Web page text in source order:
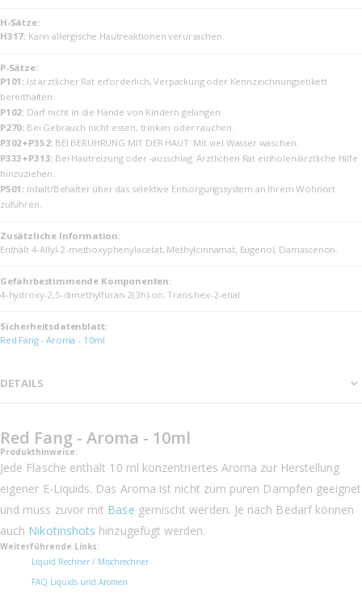
H-Sätze:
H317: Kann allergische Hautreaktionen verursachen.
P-Sätze:
P101: Ist ärztlicher Rat erforderlich, Verpackung oder Kennzeichnungsetikett
bereithalten.
P102: Darf nicht in die Hände von Kindern gelangen.
P270: Bei Gebrauch nicht essen, trinken oder rauchen.
P302+P352: BEI BERÜHRUNG MIT DER HAUT: Mit viel Wasser waschen.
P333+P313: Bei Hautreizung oder -ausschlag: Ärztlichen Rat einholen/ärztliche Hilfe
hinzuziehen.
P501: Inhalt/Behälter über das selektive Entsorgungssystem an Ihrem Wohnort
zuführen.
Zusätzliche Information:
Enthält 4-Allyl-2-methoxyphenylacetat, Methylcinnamat, Eugenol, Damascenon.
Gefahrbestimmende Komponenten:
4-hydroxy-2,5-dimethylfuran-2(3h)-on; Trans-hex-2-enal
Sicherheits­datenblatt:
Red Fang - Aroma - 10ml
DETAILS
Red Fang - Aroma - 10ml
Produkthinweise:
Jede Flasche enthält 10 ml konzentriertes Aroma zur Herstellung
eigener E-Liquids. Das Aroma ist nicht zum puren Dampfen geeignet
und muss zuvor mit Base gemischt werden. Je nach Bedarf können
auch Nikotinshots hinzugefügt werden.
Weiterführende Links:
Liquid Rechner / Mischrechner
FAQ Liquids und Aromen